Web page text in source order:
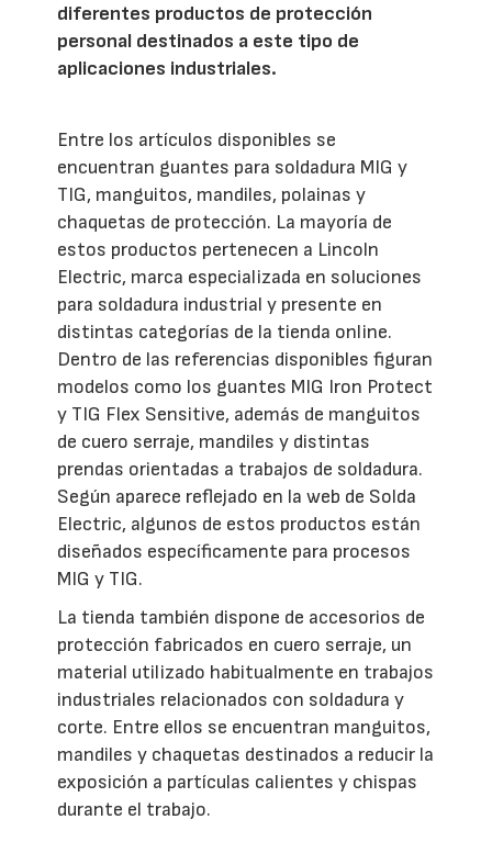
diferentes productos de protección
personal destinados a este tipo de
aplicaciones industriales.
Entre los artículos disponibles se
encuentran guantes para soldadura MIG y
TIG, manguitos, mandiles, polainas y
chaquetas de protección. La mayoría de
estos productos pertenecen a Lincoln
Electric, marca especializada en soluciones
para soldadura industrial y presente en
distintas categorías de la tienda online.
Dentro de las referencias disponibles figuran
modelos como los guantes MIG Iron Protect
y TIG Flex Sensitive, además de manguitos
de cuero serraje, mandiles y distintas
prendas orientadas a trabajos de soldadura.
Según aparece reflejado en la web de Solda
Electric, algunos de estos productos están
diseñados específicamente para procesos
MIG y TIG.
La tienda también dispone de accesorios de
protección fabricados en cuero serraje, un
material utilizado habitualmente en trabajos
industriales relacionados con soldadura y
corte. Entre ellos se encuentran manguitos,
mandiles y chaquetas destinados a reducir la
exposición a partículas calientes y chispas
durante el trabajo.